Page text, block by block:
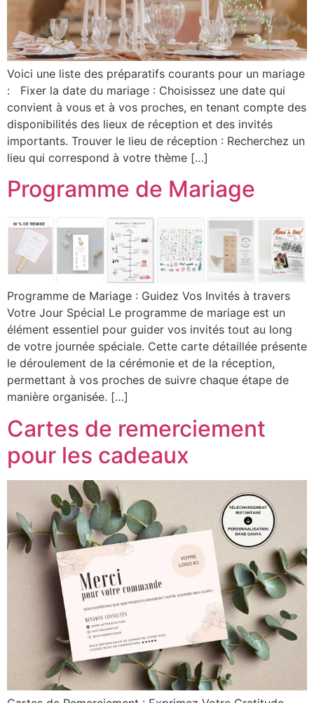
Voici une liste des préparatifs courants pour un mariage
: Fixer la date du mariage : Choisissez une date qui
convient à vous et à vos proches, en tenant compte des
disponibilités des lieux de réception et des invités
importants. Trouver le lieu de réception : Recherchez un
lieu qui correspond à votre thème […]
Programme de Mariage
Programme de Mariage : Guidez Vos Invités à travers
Votre Jour Spécial Le programme de mariage est un
élément essentiel pour guider vos invités tout au long
de votre journée spéciale. Cette carte détaillée présente
le déroulement de la cérémonie et de la réception,
permettant à vos proches de suivre chaque étape de
manière organisée. […]
Cartes de remerciement
pour les cadeaux